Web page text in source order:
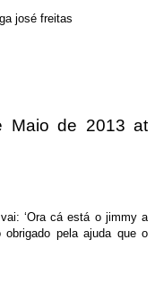
josé freitas
Maio de 2013 at
‘Ora cá está o jimmy a
obrigado pela ajuda que o